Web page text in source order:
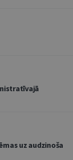
uz audzinoša